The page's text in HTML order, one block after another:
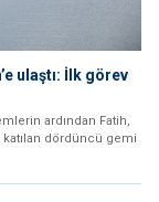
ulaştı: İlk görev
ardından Fatih,
katılan dördüncü gemi